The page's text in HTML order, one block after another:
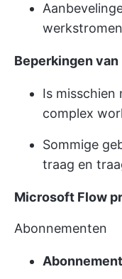
Beperkingen
Is misschien
complex
Sommige
traag en
Microsoft Flow
Abonnementen